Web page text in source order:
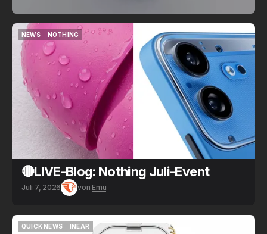
NEWS
NEWS
NOTHING
NOTHING
🔴LIVE-Blog: Nothing Juli-Event
Juli 7, 2026 von Emu
QUICK NEWS
INEAR